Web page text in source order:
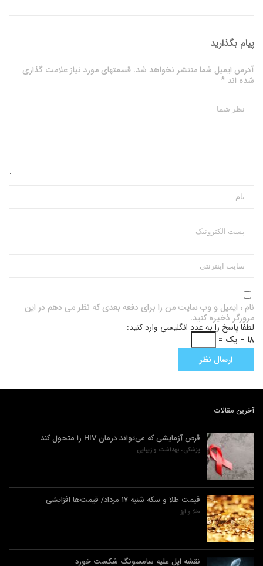
پیام بگذارید
آدرس ایمیل شما منتشر نخواهد شد. قسمتهای مورد نیاز علامت گذاری
شده اند *
نام ، ایمیل و وب سایت من را برای دفعه بعدی که نظر می دهم در این
مرورگر ذخیره کنید.
لطفا پاسخ را به عدد انگلیسی وارد کنید:
۱۸ − یک =
آخرین مقالات
قرص آزمایشی که می‌تواند درمان HIV را متحول کند
پزشکی، بهداشت و زیبایی
قیمت طلا و سکه شنبه ۱۷ مرداد/ قیمت‌ها افزایشی
طلا و ارز
نقشه اپل علیه سامسونگ شکست خورد